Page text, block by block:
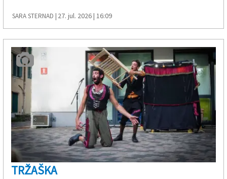
Zadruga PD
Naročnine
SARA STERNAD | 27. jul. 2026 | 16:09
TRŽAŠKA